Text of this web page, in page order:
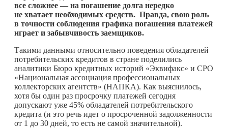
все сложнее — на погашение долга нередко
не хватает необходимых средств. Правда, свою роль
в точности соблюдения графика погашения платежей
играет и забывчивость заемщиков.
Такими данными относительно поведения обладателей
потребительских кредитов в стране поделились
аналитики Бюро кредитных историй «Эквифакс» и СРО
«Национальная ассоциация профессиональных
коллекторских агентств» (НАПКА). Как выяснилось,
хотя бы один раз просрочку платежей сегодня
допускают уже 45% обладателей потребительского
кредита (и это речь идет о просроченной задолженности
от 1 до 30 дней, то есть не самой значительной).